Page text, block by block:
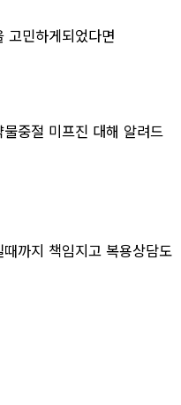
고민하게되었다면
중절 미프진 대해 알려드
까지 책임지고 복용상담도